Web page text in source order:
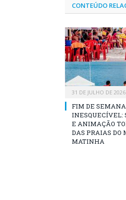
CONTEÚDO
31 DE JULHO DE 2026
FIM DE SEMANA
INESQUECÍVEL:
E ANIMAÇÃO
DAS PRAIAS DO
MATINHA